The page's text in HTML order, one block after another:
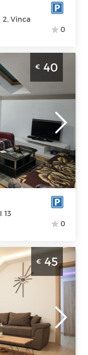
Vinca
0
za 5 osoba
:
:
€ 40
13
0
Hill 1 Beograd
:35
:
€ 45